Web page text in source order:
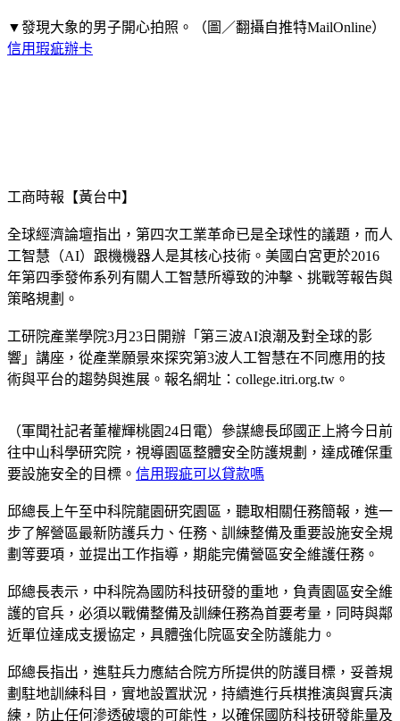
▼發現大象的男子開心拍照。（圖／翻攝自推特MailOnline）
信用瑕疵辦卡
工商時報【黃台中】
全球經濟論壇指出，第四次工業革命已是全球性的議題，而人
工智慧（AI）跟機機器人是其核心技術。美國白宮更於2016
年第四季發佈系列有關人工智慧所導致的沖擊、挑戰等報告與
策略規劃。
工研院產業學院3月23日開辦「第三波AI浪潮及對全球的影
響」講座，從產業願景來探究第3波人工智慧在不同應用的技
術與平台的趨勢與進展。報名網址：college.itri.org.tw。
（軍聞社記者董權輝桃園24日電）參謀總長邱國正上將今日前
往中山科學研究院，視導園區整體安全防護規劃，達成確保重
要設施安全的目標。 信用瑕疵可以貸款嗎
邱總長上午至中科院龍園研究園區，聽取相關任務簡報，進一
步了解營區最新防護兵力、任務、訓練整備及重要設施安全規
劃等要項，並提出工作指導，期能完備營區安全維護任務。
邱總長表示，中科院為國防科技研發的重地，負責園區安全維
護的官兵，必須以戰備整備及訓練任務為首要考量，同時與鄰
近單位達成支援協定，具體強化院區安全防護能力。
邱總長指出，進駐兵力應結合院方所提供的防護目標，妥善規
劃駐地訓練科目，實地設置狀況，持續進行兵棋推演與實兵演
練，防止任何滲透破壞的可能性，以確保國防科技研發能量及